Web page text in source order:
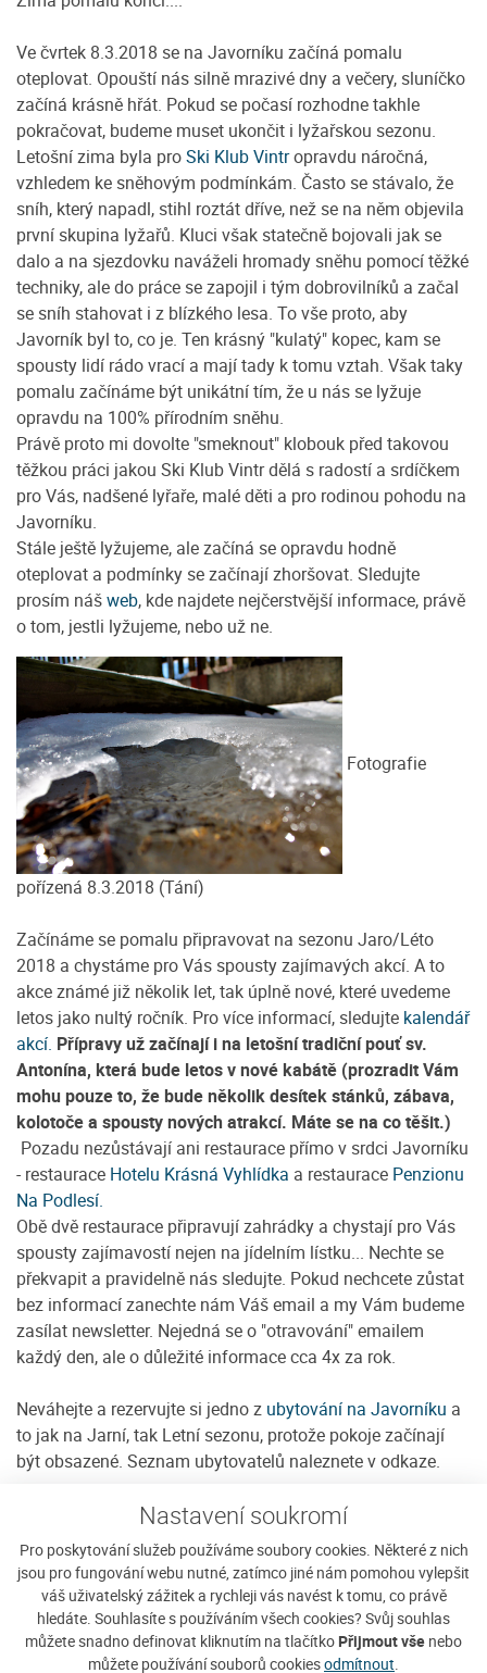
Nastavení soukromí
Pro poskytování služeb používáme soubory cookies. Některé z nich
jsou pro fungování webu nutné, zatímco jiné nám pomohou vylepšit
váš uživatelský zážitek a rychleji vás navést k tomu, co právě
hledáte. Souhlasíte s používáním všech cookies? Svůj souhlas
můžete snadno definovat kliknutím na tlačítko Přijmout vše nebo
můžete používání souborů cookiesodmítnout.
Ve čvrtek 8.3.2018 se na Javorníku začíná pomalu
oteplovat. Opouští nás silně mrazivé dny a večery, sluníčko
začíná krásně hřát. Pokud se počasí rozhodne takhle
pokračovat, budeme muset ukončit i lyžařskou sezonu.
Letošní zima byla proSki Klub Vintropravdu náročná,
vzhledem ke sněhovým podmínkám. Často se stávalo, že
sníh, který napadl, stihl roztát dříve, než se na něm objevila
první skupina lyžařů. Kluci však statečně bojovali jak se
dalo a na sjezdovku naváželi hromady sněhu pomocí těžké
techniky, ale do práce se zapojil i tým dobrovilníků a začal
se sníh stahovat i z blízkého lesa. To vše proto, aby
Javorník byl to, co je. Ten krásný "kulatý" kopec, kam se
spousty lidí rádo vrací a mají tady k tomu vztah. Však taky
pomalu začínáme být unikátní tím, že u nás se lyžuje
opravdu na 100% přírodním sněhu.
Právě proto mi dovolte "smeknout" klobouk před takovou
těžkou práci jakou Ski Klub Vintr dělá s radostí a srdíčkem
pro Vás, nadšené lyřaře, malé děti a pro rodinou pohodu na
Javorníku.
Stále ještě lyžujeme, ale začíná se opravdu hodně
oteplovat a podmínky se začínají zhoršovat. Sledujte
prosím nášweb, kde najdete nejčerstvější informace, právě
o tom, jestli lyžujeme, nebo už ne.
Fotografie
pořízená 8.3.2018 (Tání)
Začínáme se pomalu připravovat na sezonu Jaro/Léto
2018 a chystáme pro Vás spousty zajímavých akcí. A to
akce známé již několik let, tak úplně nové, které uvedeme
letos jako nultý ročník. Pro více informací, sledujte kalendář
akcí. Přípravy už začínají i na letošní tradiční pouť sv.
Antonína, která bude letos v nové kabátě (prozradit Vám
mohu pouze to, že bude několik desítek stánků, zábava,
kolotoče a spousty nových atrakcí. Máte se na co těšit.)
Pozadu nezůstávají ani restaurace přímo v srdci Javorníku
- restaurace Hotelu Krásná Vyhlídka a restaurace Penzionu
Na Podlesí.
Obě dvě restaurace připravují zahrádky a chystají pro Vás
spousty zajímavostí nejen na jídelním lístku... Nechte se
překvapit a pravidelně nás sledujte. Pokud nechcete zůstat
bez informací zanechte nám Váš email a my Vám budeme
zasílat newsletter. Nejedná se o "otravování" emailem
každý den, ale o důležité informace cca 4x za rok.
Neváhejte a rezervujte si jedno z ubytování na Javorníku a
to jak na Jarní, tak Letní sezonu, protože pokoje začínají
být obsazené. Seznam ubytovatelů naleznete v odkaze.
autor článku: Michal Holý ml.